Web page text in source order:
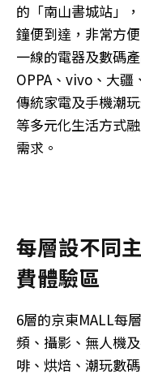
的「南山書城站」
鐘便到達，非常方
一線的電器及數碼
OPPA、vivo、大
傳統家電及手機潮
等多元化生活方式
需求。
每層設不同
費體驗區
6層的京東MALL每
頻、攝影、無人機
啡、烘焙、潮玩數